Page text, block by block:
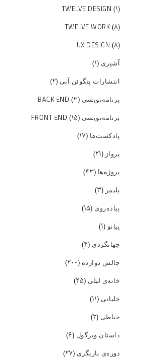
TWELVE DESIGN (۱)
TWELVE WORK (۸)
UX DESIGN (۸)
آشپزی (۱)
انتشارات پنگوئن آبی (۲)
برنامه‌نویسی BACK END (۳)
برنامه‌نویسی FRONT END (۱۵)
پادکست‌ها (۱۷)
پرواز (۲۱)
پروژه‌ها (۴۳)
پلیمر (۳)
پیاده‌روی (۱۵)
پیانو(۱)
جهانگردی (۴)
چالش دوازده (۲۰۰)
خانه‌ی لیلی (۴۵)
خلبانی (۱۱)
خیاطی (۲)
داستان ویرگول (۶)
دوره‌ی بازیگری (۲۷)